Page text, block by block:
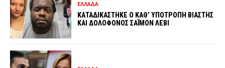
ΕΛΛΑΔΑ
ΚΑΤΑΔΙΚΑΣΤΗΚΕ Ο ΚΑΘ’ ΥΠΟΤΡΟΠΗ ΒΙΑΣΤΗΣ
ΚΑΙ ΔΟΛΟΦΟΝΟΣ ΣΑΪΜΟΝ ΛΕΒΙ